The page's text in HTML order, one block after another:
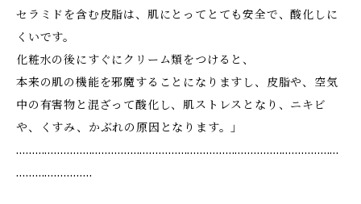
セラミドを含む皮脂は、肌にとってとても安全で、酸化しに
くいです。
化粧水の後にすぐにクリーム類をつけると、
本来の肌の機能を邪魔することになりますし、皮脂や、空気
中の有害物と混ざって酸化し、肌ストレスとなり、ニキビ
や、くすみ、かぶれの原因となります。」
…………………………………………………………………………………………
……………………